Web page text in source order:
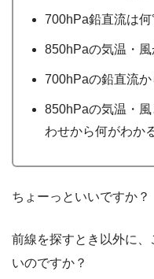
700hPa鉛直流は
850hPaの気温・風
700hPaの鉛直流か
850hPaの気温・
わせから何がわか
ちょーっといいですか？
前線を探すとき以外に
いのですか？